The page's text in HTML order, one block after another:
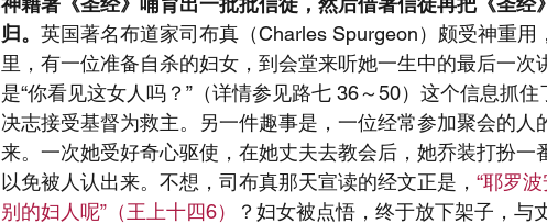
归。 英国著名布道家司布真（Charles Spurgeon）颇受神重
里，有一位准备自杀的妇女，到会堂来听她一生中的最后一
是“你看见这女人吗？”（详情参见路七 36～50）这个信息抓
决志接受基督为救主。另一件趣事是，一位经常参加聚会的人
来。一次她受好奇心驱使，在她丈夫去教会后，她乔装打扮一
以免被人认出来。不想，司布真那天宣读的经文正是， “耶罗
别的妇人呢”（王上十四6）
？妇女被点悟，终于放下架子，与